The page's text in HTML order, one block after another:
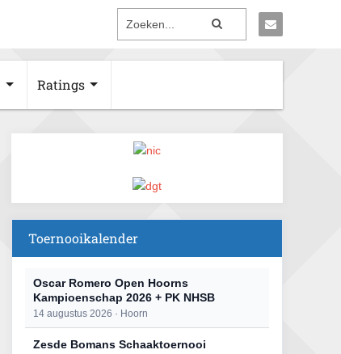
Ratings
Toernooikalender
Oscar Romero Open Hoorns
Kampioenschap 2026 + PK NHSB
14 augustus 2026 · Hoorn
Zesde Bomans Schaaktoernooi